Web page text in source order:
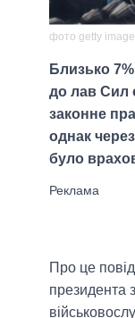
фото getty
Близько
до лав Сил
законне
однак
було
Про це
президента